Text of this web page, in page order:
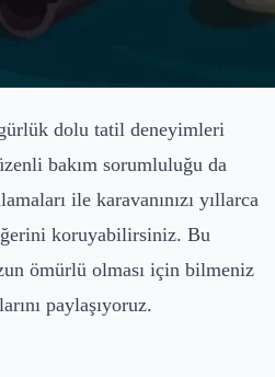
dolu tatil deneyimleri
bakım sorumluluğu da
ile karavanınızı yıllarca
koruyabilirsiniz. Bu
ömürlü olması için bilmeniz
paylaşıyoruz.